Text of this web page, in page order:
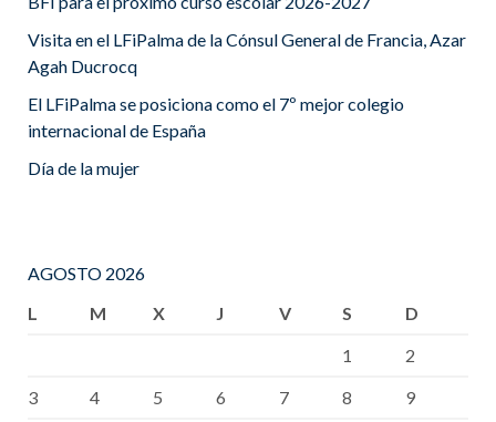
Visita en el LFiPalma de la Cónsul General de Francia, Azar
Agah Ducrocq
El LFiPalma se posiciona como el 7º mejor colegio
internacional de España
Día de la mujer
AGOSTO 2026
L
M X J V S
D
1
2
3
4 5 6 7 8
9